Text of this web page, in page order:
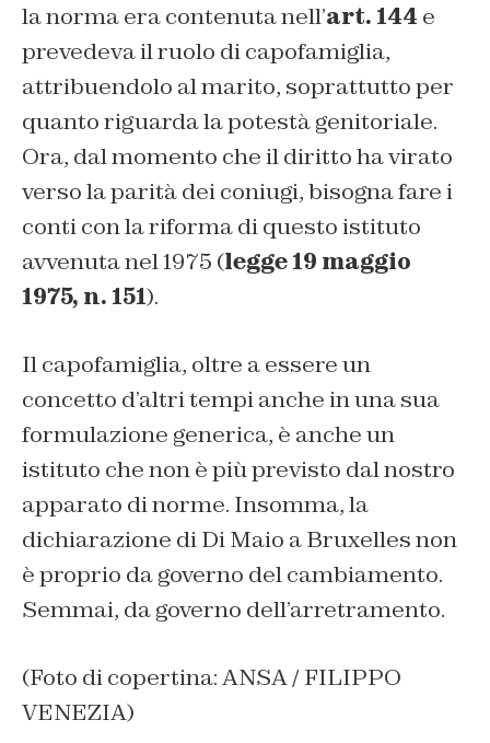
la norma era contenuta nell’art. 144 e
prevedeva il ruolo di capofamiglia,
attribuendolo al marito, soprattutto per
quanto riguarda la potestà genitoriale.
Ora, dal momento che il diritto ha virato
verso la parità dei coniugi, bisogna fare i
conti con la riforma di questo istituto
avvenuta nel 1975 (legge 19 maggio
1975, n. 151).
Il capofamiglia, oltre a essere un
concetto d’altri tempi anche in una sua
formulazione generica, è anche un
istituto che non è più previsto dal nostro
apparato di norme. Insomma, la
dichiarazione di Di Maio a Bruxelles non
è proprio da governo del cambiamento.
Semmai, da governo dell’arretramento.
(Foto di copertina: ANSA / FILIPPO
VENEZIA)